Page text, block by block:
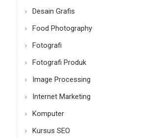
Desain Grafis
Food Photography
Fotografi
Fotografi Produk
Image Processing
Internet Marketing
Komputer
Kursus SEO